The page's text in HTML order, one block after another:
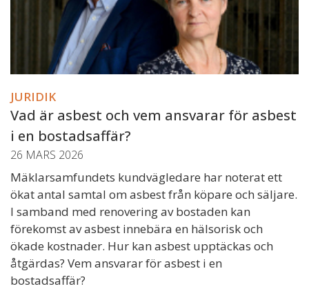
JURIDIK
Vad är asbest och vem ansvarar för asbest
i en bostadsaffär?
26 MARS 2026
Mäklarsamfundets kundvägledare har noterat ett
ökat antal samtal om asbest från köpare och säljare.
I samband med renovering av bostaden kan
förekomst av asbest innebära en hälsorisk och
ökade kostnader. Hur kan asbest upptäckas och
åtgärdas? Vem ansvarar för asbest i en
bostadsaffär?